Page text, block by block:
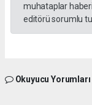
muhataplar
editörü sorumlu
Okuyucu Yorumları